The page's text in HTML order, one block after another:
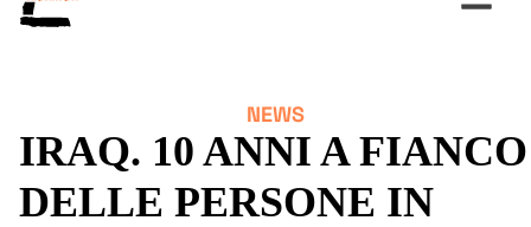
per:
NEWS
IRAQ. 10 ANNI A FIANCO
DELLE PERSONE IN